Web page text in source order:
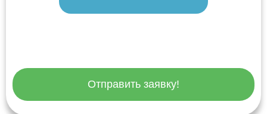
Отправить заявку!